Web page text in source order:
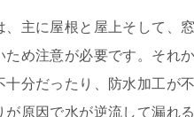
主に屋根と屋上そして、
め注意が必要です。それ
分だったり、防水加工が
原因で水が逆流して漏れ